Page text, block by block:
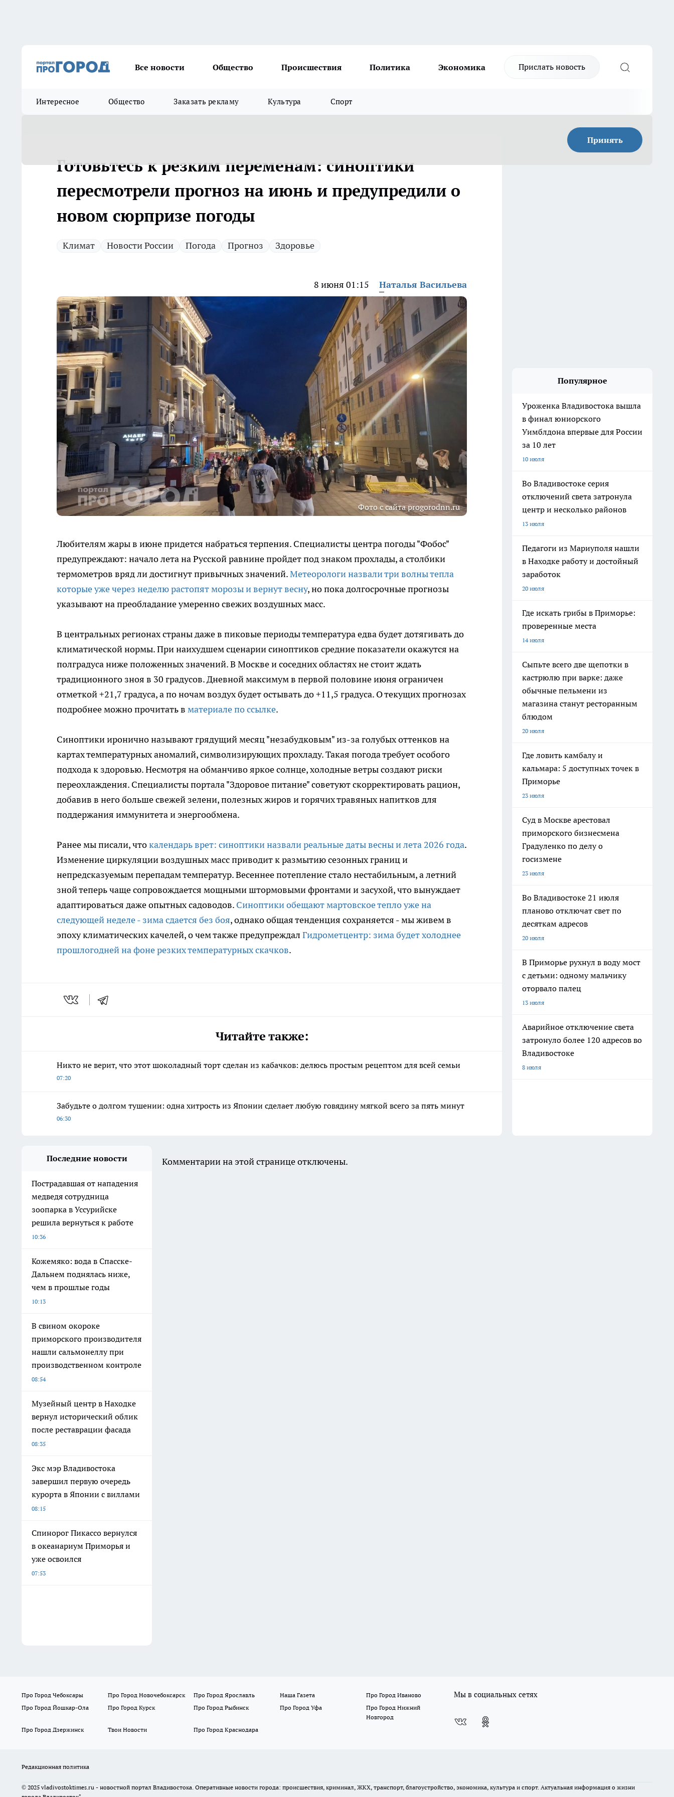
Все новости Общество Происшествия Политика Экономика Прислать новость
Интересное Общество Заказать рекламу Культура Спорт
Принять
Готовьтесь к резким переменам: синоптики
пересмотрели прогноз на июнь и предупредили о
новом сюрпризе погоды
Климат Новости России Погода Прогноз Здоровье
8 июня 01:15 Наталья Васильева
Фото с сайта progorodnn.ru
Любителям жары в июне придется набраться терпения. Специалисты центра погоды "Фобос"
предупреждают: начало лета на Русской равнине пройдет под знаком прохлады, а столбики
термометров вряд ли достигнут привычных значений.Метеорологи назвали три волны тепла
которые уже через неделю растопят морозы и вернут весну, но пока долгосрочные прогнозы
указывают на преобладание умеренно свежих воздушных масс.
В центральных регионах страны даже в пиковые периоды температура едва будет дотягивать до
климатической нормы. При наихудшем сценарии синоптиков средние показатели окажутся на
полградуса ниже положенных значений. В Москве и соседних областях не стоит ждать
традиционного зноя в 30 градусов. Дневной максимум в первой половине июня ограничен
отметкой +21,7 градуса, а по ночам воздух будет остывать до +11,5 градуса. О текущих прогнозах
подробнее можно прочитать в материале по ссылке.
Синоптики иронично называют грядущий месяц "незабудковым" из-за голубых оттенков на
картах температурных аномалий, символизирующих прохладу. Такая погода требует особого
подхода к здоровью. Несмотря на обманчиво яркое солнце, холодные ветры создают риски
переохлаждения. Специалисты портала "Здоровое питание" советуют скорректировать рацион,
добавив в него больше свежей зелени, полезных жиров и горячих травяных напитков для
поддержания иммунитета и энергообмена.
Ранее мы писали, чтокалендарь врет: синоптики назвали реальные даты весны и лета 2026 года.
Изменение циркуляции воздушных масс приводит к размытию сезонных границ и
непредсказуемым перепадам температур. Весеннее потепление стало нестабильным, а летний
зной теперь чаще сопровождается мощными штормовыми фронтами и засухой, что вынуждает
адаптироваться даже опытных садоводов. Синоптики обещают мартовское тепло уже на
следующей неделе - зима сдается без боя, однако общая тенденция сохраняется - мы живем в
эпоху климатических качелей, о чем также предупреждал Гидрометцентр: зима будет холоднее
прошлогодней на фоне резких температурных скачков.
Читайте также:
Никто не верит, что этот шоколадный торт сделан из кабачков: делюсь простым рецептом для всей семьи
07:20
Забудьте о долгом тушении: одна хитрость из Японии сделает любую говядину мягкой всего за пять минут
06:30
Популярное
Уроженка Владивостока вышла
в финал юниорского
Уимблдона впервые для России
за 10 лет
10 июля
Во Владивостоке серия
отключений света затронула
центр и несколько районов
13 июля
Педагоги из Мариуполя нашли
в Находке работу и достойный
заработок
20 июля
Где искать грибы в Приморье:
проверенные места
14 июля
Сыпьте всего две щепотки в
кастрюлю при варке: даже
обычные пельмени из
магазина станут ресторанным
блюдом
20 июля
Где ловить камбалу и
кальмара: 5 доступных точек в
Приморье
23 июля
Суд в Москве арестовал
приморского бизнесмена
Градуленко по делу о
госизмене
23 июля
Во Владивостоке 21 июля
планово отключат свет по
десяткам адресов
20 июля
В Приморье рухнул в воду мост
с детьми: одному мальчику
оторвало палец
13 июля
Аварийное отключение света
затронуло более 120 адресов во
Владивостоке
8 июля
Последние новости
Пострадавшая от нападения
медведя сотрудница
зоопарка в Уссурийске
решила вернуться к работе
10:36
Кожемяко: вода в Спасске-
Дальнем поднялась ниже,
чем в прошлые годы
10:13
В свином окороке
приморского производителя
нашли сальмонеллу при
производственном контроле
08:54
Музейный центр в Находке
вернул исторический облик
после реставрации фасада
08:35
Экс мэр Владивостока
завершил первую очередь
курорта в Японии с виллами
08:15
Спинорог Пикассо вернулся
в океанариум Приморья и
уже освоился
07:53
Комментарии на этой странице отключены.
Про Город Чебоксары Про Город Новочебоксарск Про Город Ярославль Наша Газета
Про Город Иваново
Про Город Йошкар-Ола
Про Город Курск Про Город Рыбинск Про Город Уфа
Про Город Нижний
Новгород
Про Город Дзержинск
Твои Новости Про Город Краснодара
Мы в социальных сетях
Редакционная политика
© 2025 vladivostoktimes.ru - новостной портал Владивостока. Оперативные новости города: происшествия, криминал, ЖКХ, транспорт, благоустройство, экономика, культура и спорт. Актуальная информация о жизни